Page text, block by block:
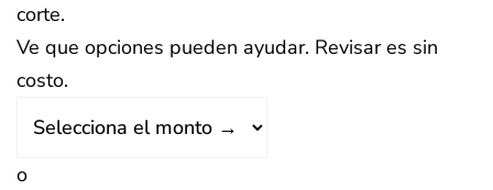
corte.
Ve que opciones pueden ayudar. Revisar es sin
costo.
o